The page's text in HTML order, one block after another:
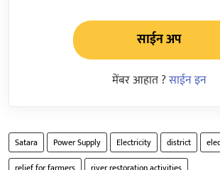
साईन अप
मेंबर आहात ?साईन इन
Satara Power Supply Electricity district